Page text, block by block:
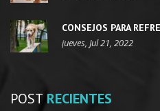
CONSEJOS PARA
jueves, Jul 21, 2022
POST RECIENTES